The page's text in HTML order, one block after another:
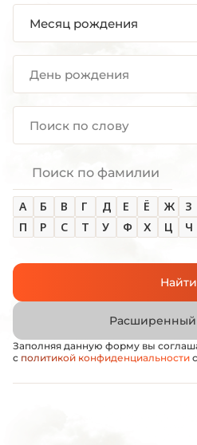
Поиск по фамилии
А Б В Г Д Е Ё Ж З
П
Р С Т У Ф Х Ц Ч
Найти
Расширенный
Заполняя данную форму вы
с политикой конфиденциальности